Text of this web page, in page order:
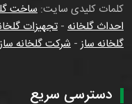
کلمات کلیدی سایت: ساخت
احداث گلخانه - تجهیزات
گلخانه ساز- شرکت گلخانه ساز
دسترسی سریع